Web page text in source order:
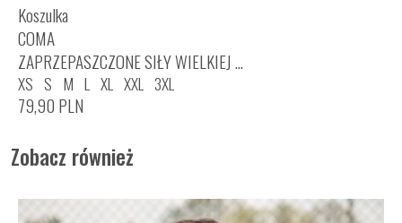
Koszulka
COMA
ZAPRZEPASZCZONE SIŁY WIELKIEJ ...
XS S M L XL XXL 3XL
79,90 PLN
Zobacz również